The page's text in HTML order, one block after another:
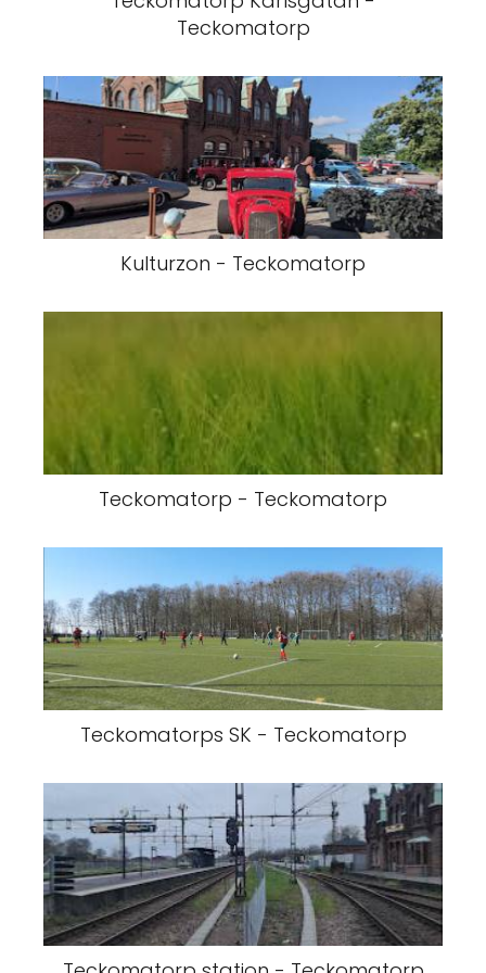
Teckomatorp
Kulturzon - Teckomatorp
Teckomatorp - Teckomatorp
Teckomatorps SK - Teckomatorp